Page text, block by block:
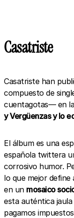
Casatriste
Casatriste han
compuesto de
cuentagotas— en
y Vergüenzas y lo
El álbum es una
española twittera
corrosivo humor.
lo que mejor
en un mosaico
esta auténtica
pagamos